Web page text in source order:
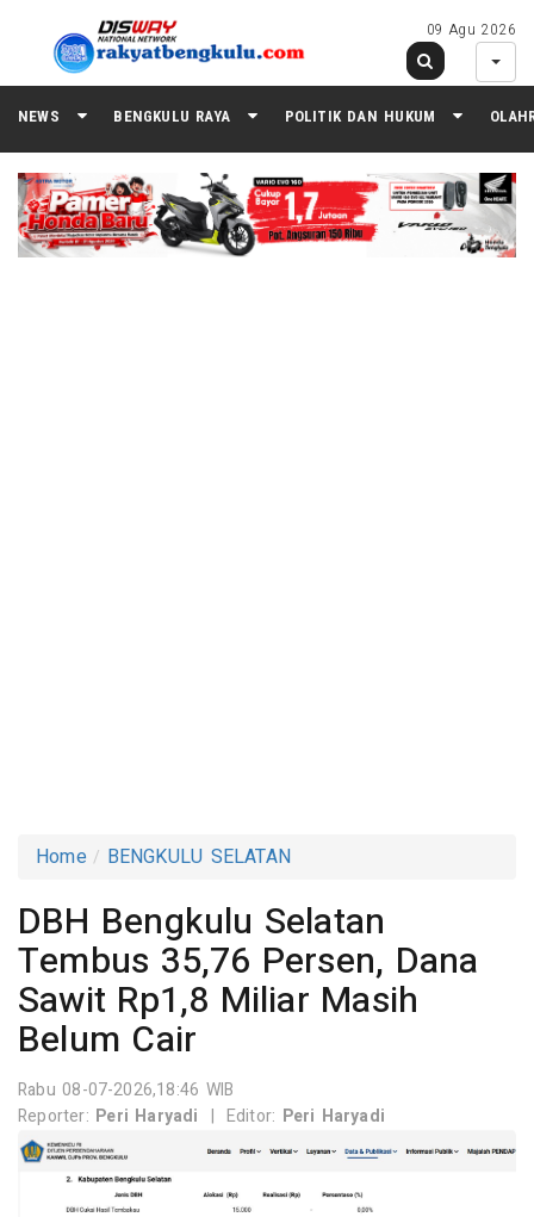
09 Agu 2026
NEWS BENGKULU RAYA POLITIK DAN HUKUM
Home BENGKULU SELATAN
DBH Bengkulu Selatan
Tembus 35,76 Persen, Dana
Sawit Rp1,8 Miliar Masih
Belum Cair
Rabu 08-07-2026,18:46 WIB
Reporter: Peri Haryadi | Editor: Peri Haryadi